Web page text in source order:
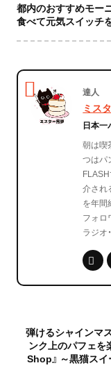
都内のおすすめモー
食べて元気スイッチ
達人
ミス
日本一
朝は喫
つはパ
介され
を年間
フォロ
ラジオ
弾けるシャインマ
ンク上のパフェを
Shop』 ～黒猫ス